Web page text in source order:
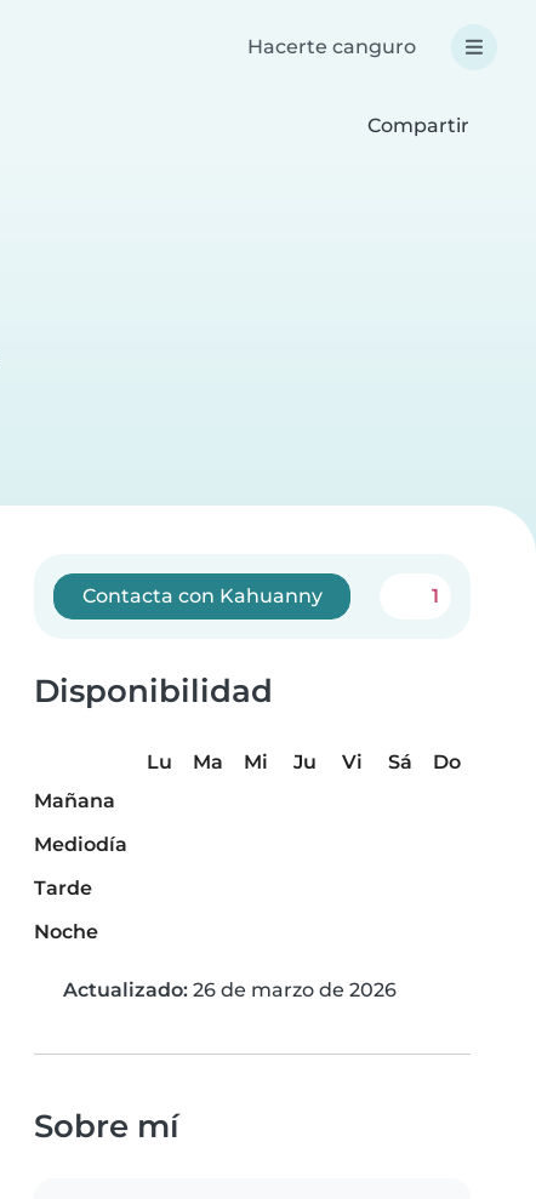
Hacerte canguro
Compartir
Contacta con Kahuanny 1
Disponibilidad
Lu Ma Mi Ju Vi Sá
Do
Mañana
Mediodía
Tarde
Noche
Actualizado: 26 de marzo de 2026
Sobre mí